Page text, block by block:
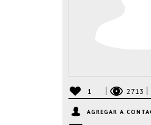
1 2713
AGREGAR A